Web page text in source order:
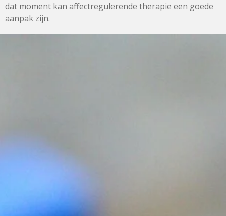
dat moment kan affectregulerende therapie een goede
aanpak zijn.